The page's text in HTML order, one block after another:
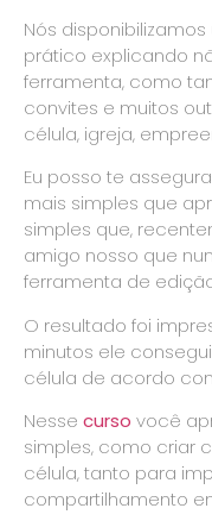
Nós disponibilizamos
prático explicando
ferramenta, como
convites e muitos
célula, igreja,
Eu posso te
mais simples que
simples que,
amigo nosso que
ferramenta de
O resultado foi
minutos ele
célula de acordo
Nesse curso você
simples, como criar
célula, tanto para
compartilhamento